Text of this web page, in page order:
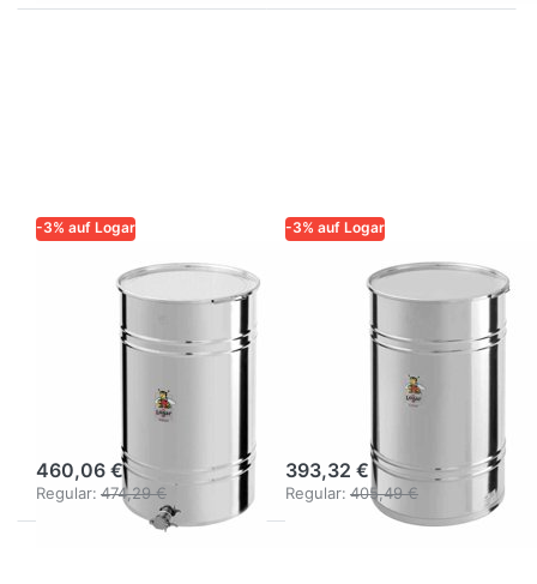
-3% auf Logar
LOGAR – QUALITÄT UND
ZUVERLÄSSIGKEIT FÜR
Honigabfüllbehälter
280 kg mit
Spannringverschluss
460,06 €
Regular: 474,29 €
-3% auf Logar
LOGAR – QUALITÄT UND
ZUVERLÄSSIGKEIT FÜR
Lagerbehälter
280 kg mit
393,32 €
Regular: 405,49 €